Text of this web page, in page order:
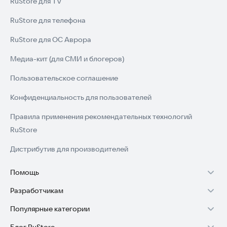
редактирования изображений.*
Скачайте Photo Frames Unlimited прямо сейчас и начните
RuStore для телефона
RuStore для ОС Аврора
Медиа-кит (для СМИ и блогеров)
Пользовательское соглашение
Конфиденциальность для пользователей
Правила применения рекомендательных технологий
RuStore
Дистрибутив для производителей
Помощь
Установка RuStore на TV
Установка RuStore на телефон
Разработчикам
Зарабатывать с RuStore
Популярные категории